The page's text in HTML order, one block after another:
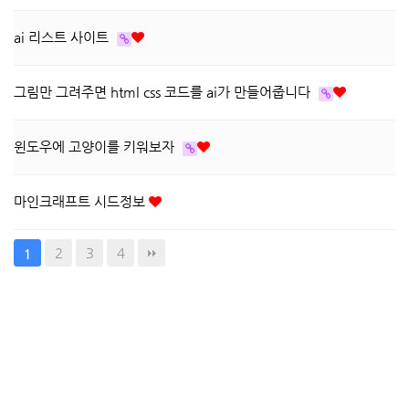
ai 리스트 사이트
그림만 그려주면 html css 코드를 ai가 만들어줍니다
윈도우에 고양이를 키워보자
마인크래프트 시드정보
1 2 3 4